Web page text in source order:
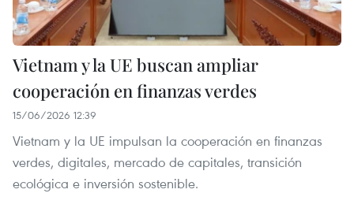
Vietnam y la UE buscan ampliar
cooperación en finanzas verdes
15/06/2026 12:39
Vietnam y la UE impulsan la cooperación en finanzas
verdes, digitales, mercado de capitales, transición
ecológica e inversión sostenible.